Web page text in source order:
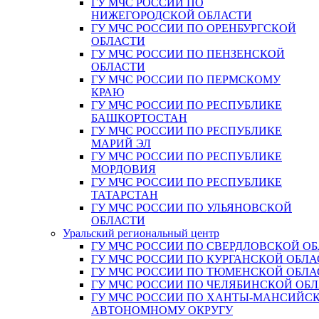
ГУ МЧС РОССИИ ПО
НИЖЕГОРОДСКОЙ ОБЛАСТИ
ГУ МЧС РОССИИ ПО ОРЕНБУРГСКОЙ
ОБЛАСТИ
ГУ МЧС РОССИИ ПО ПЕНЗЕНСКОЙ
ОБЛАСТИ
ГУ МЧС РОССИИ ПО ПЕРМСКОМУ
КРАЮ
ГУ МЧС РОССИИ ПО РЕСПУБЛИКЕ
БАШКОРТОСТАН
ГУ МЧС РОССИИ ПО РЕСПУБЛИКЕ
МАРИЙ ЭЛ
ГУ МЧС РОССИИ ПО РЕСПУБЛИКЕ
МОРДОВИЯ
ГУ МЧС РОССИИ ПО РЕСПУБЛИКЕ
ТАТАРСТАН
ГУ МЧС РОССИИ ПО УЛЬЯНОВСКОЙ
ОБЛАСТИ
Уральский региональный центр
ГУ МЧС РОССИИ ПО СВЕРДЛОВСКОЙ
ГУ МЧС РОССИИ ПО КУРГАНСКОЙ
ГУ МЧС РОССИИ ПО ТЮМЕНСКОЙ
ГУ МЧС РОССИИ ПО ЧЕЛЯБИНСКОЙ
ГУ МЧС РОССИИ ПО ХАНТЫ-
АВТОНОМНОМУ ОКРУГУ